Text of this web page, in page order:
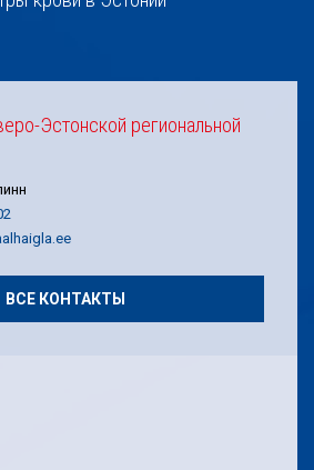
Эстонской региональной
ВСЕ КОНТАКТЫ